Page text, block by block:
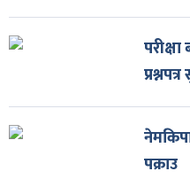
परीक्षा
पक्राउ